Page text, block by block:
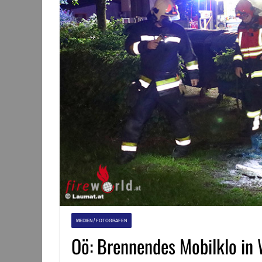
MEDIEN / FOTOGRAFEN
Oö: Brennendes Mobilklo in